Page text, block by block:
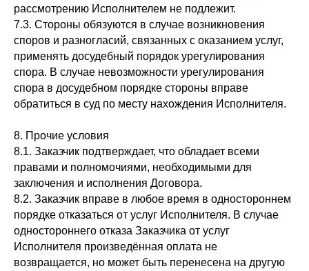
рассмотрению Исполнителем не подлежит.
7.3. Стороны обязуются в случае возникновения
споров и разногласий, связанных с оказанием услуг,
применять досудебный порядок урегулирования
спора. В случае невозможности урегулирования
спора в досудебном порядке стороны вправе
обратиться в суд по месту нахождения Исполнителя.
8. Прочие условия
8.1. Заказчик подтверждает, что обладает всеми
правами и полномочиями, необходимыми для
заключения и исполнения Договора.
8.2. Заказчик вправе в любое время в одностороннем
порядке отказаться от услуг Исполнителя. В случае
одностороннего отказа Заказчика от услуг
Исполнителя произведённая оплата не
возвращается, но может быть перенесена на другую